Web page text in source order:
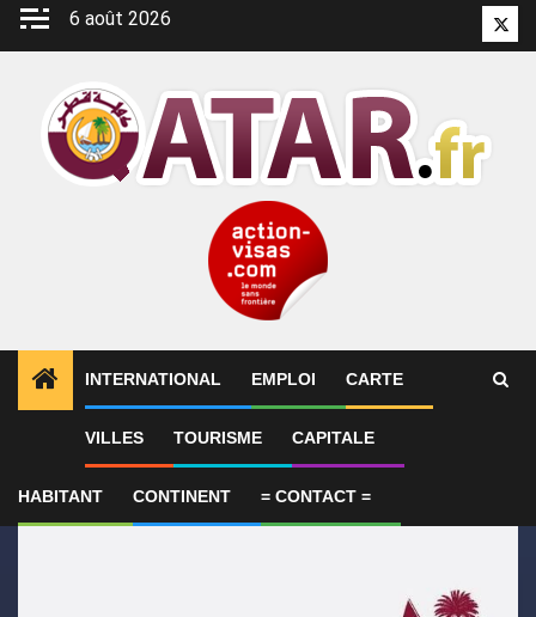
Aller
6 août 2026
INTERNATIONAL EMPLOI CARTE
VILLES TOURISME CAPITALE
HABITANT CONTINENT = CONTACT =
ALERTES INFO 1 Le Qatar appelle à faire pression